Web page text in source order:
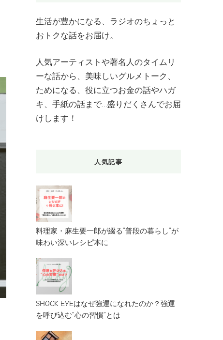
生活が豊かになる、ラジオのちょっと
おトクな話をお届け。
人気アーティストや著名人のタイムリ
ーな話から、美味しいグルメトーク、
ためになる、役に立つお金の話やハガ
キ、手紙の話まで…盛りだくさんでお届
けします！
人気記事
料理家・麻生要一郎が綴る”普段の暮らし”が
味わい深いレシピ本に
SHOCK EYEはなぜ強運になれたのか？強運
を呼び込む”心の習慣”とは